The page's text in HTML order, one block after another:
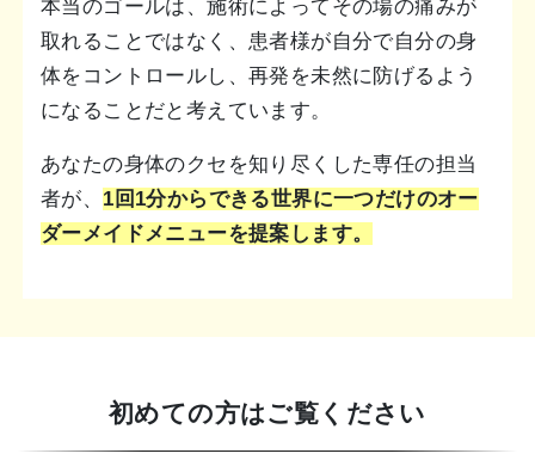
本当のゴールは、施術によってその場の痛みが
取れることではなく、患者様が自分で自分の身
体をコントロールし、再発を未然に防げるよう
になることだと考えています。
あなたの身体のクセを知り尽くした専任の担当
者が、 1回1分からできる世界に一つだけのオー
ダーメイドメニューを提案します。
初めての方はご覧ください